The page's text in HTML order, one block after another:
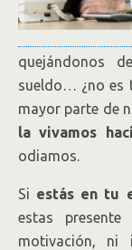
quejándonos
sueldo… ¿no es
mayor parte de
la vivamos
odiamos.
Si estás en tu
estas
motivación, ni